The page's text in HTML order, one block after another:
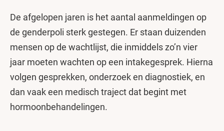
De afgelopen jaren is het aantal aanmeldingen op
de genderpoli sterk gestegen. Er staan duizenden
mensen op de wachtlijst, die inmiddels zo’n vier
jaar moeten wachten op een intakegesprek. Hierna
volgen gesprekken, onderzoek en diagnostiek, en
dan vaak een medisch traject dat begint met
hormoonbehandelingen.